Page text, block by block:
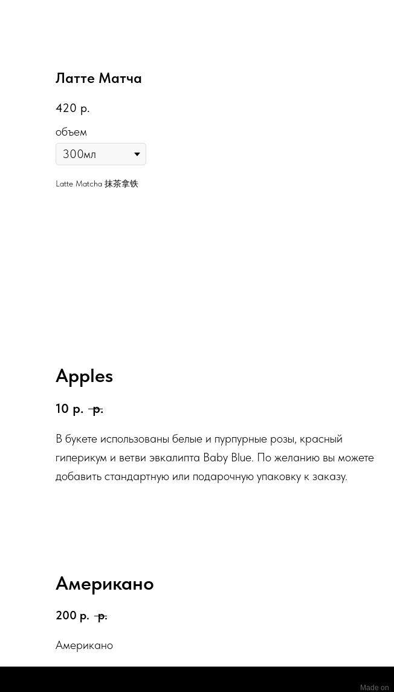
Латте Матча
420 р.
объем
Latte Matcha 抹茶拿铁
Apples
10 р. р.
В букете использованы белые и пурпурные розы, красный
гиперикум и ветви эвкалипта Baby Blue. По желанию вы можете
добавить стандартную или подарочную упаковку к заказу.
Американо
200 р. р.
Американо
Made on